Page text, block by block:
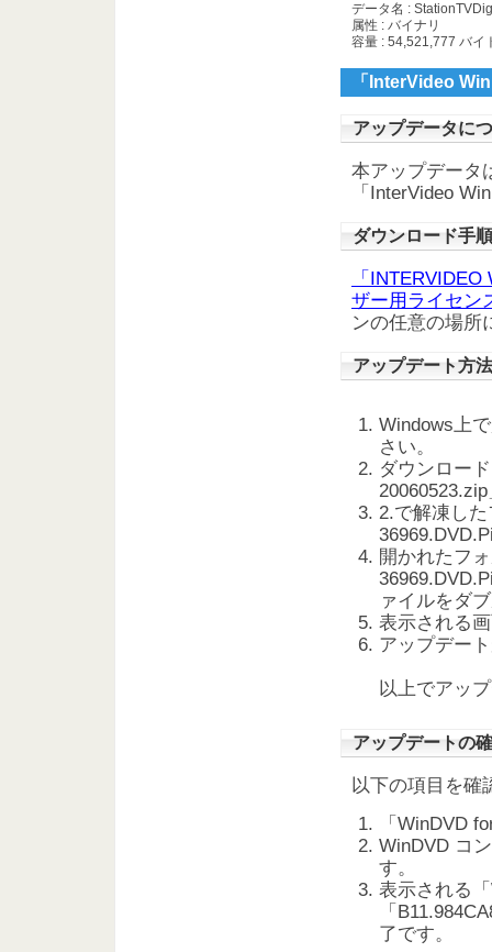
データ名 :
属性 : バイナリ
容量 : 54,521,777 バイ
「InterVideo
アップデータに
本アップデータ
「InterVideo
ダウンロード手順
「
ザー用ライセン
ンの任意の場所
アップデート方法
Windows上
さい。
ダウンロー
2.で解凍し
開かれたフ
ァイルをダ
表示される
アップデー
以上でアッ
アップデートの
以下の項目を確
「WinDVD
WinDVD コ
す。
表示される
「
了です。